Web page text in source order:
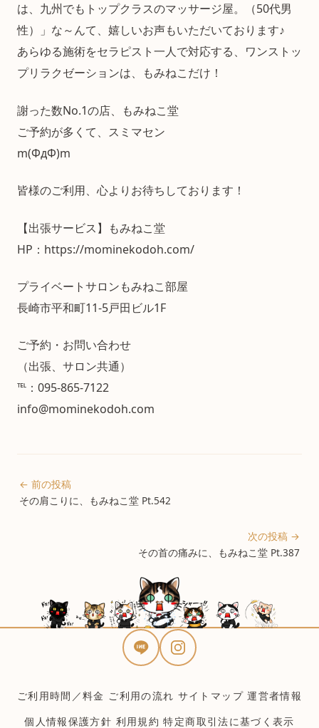
は、九州でもトップクラスのマッサージ屋。（50代男
性）」な～んて、嬉しいお声もいただいております♪
あらゆる施術をセラピスト一人で対応する、ワンストッ
プリラクゼーションは、もみねこだけ！
謝った数No.1の店、もみねこ堂
ご予約が多くて、スミマセン
m(ΦдΦ)m
皆様のご利用、心よりお待ちしております！
【出張サービス】もみねこ堂
HP：https://mominekodoh.com/
プライベートサロンもみねこ部屋
長崎市平和町11-5戸田ビル1F
ご予約・お問い合わせ
（出張、サロン共通）
℡：095-865-7122
info@mominekodoh.com
← 前の投稿
その肩こりに、もみねこ堂 Pt.542
次の投稿 →
その首の痛みに、もみねこ堂 Pt.387
ご利用時間／料金 ご利用の流れ サイトマップ 運営者情報
個人情報保護方針 利用規約 特定商取引法に基づく表示